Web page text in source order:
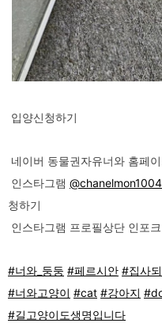
입양신청하기
네이버 동물권자유너와 홈페
인스타그램 @chanelmon1004
청하기
인스타그램 프로필상단 인포
#너와_둥둥 #페르시안 #집사
#너와고양이 #cat #강아지
#길고양이도생명입니다